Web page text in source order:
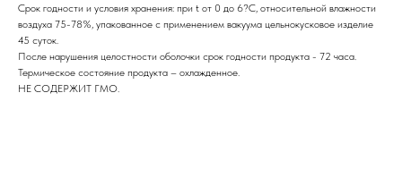
Срок годности и условия хранения: при t от 0 до 6?С, относительной влажности
воздуха 75-78%, упакованное с применением вакуума цельнокусковое изделие
45 суток.
После нарушения целостности оболочки срок годности продукта - 72 часа.
Термическое состояние продукта – охлажденное.
НЕ СОДЕРЖИТ ГМО.